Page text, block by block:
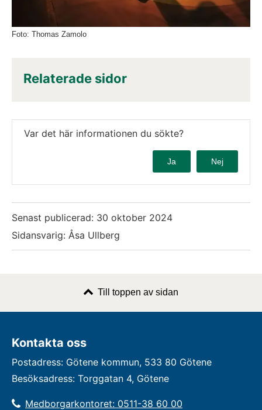
Foto: Thomas Zamolo
Relaterade sidor
Var det här informationen du sökte?
Ja Nej
Senast publicerad: 30 oktober 2024
Sidansvarig: Åsa Ullberg
Till toppen av sidan
Kontakta oss
Postadress: Götene kommun, 533 80 Götene
Besöksadress: Torggatan 4, Götene
Medborgarkontoret: 0511-38 60 00